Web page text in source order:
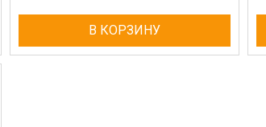
В КОРЗИНУ